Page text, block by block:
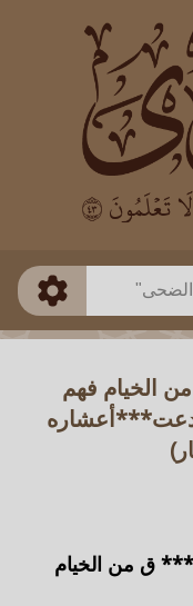
طريقة البحث
ذكي
الخيام فهم
*** ق من الخيام